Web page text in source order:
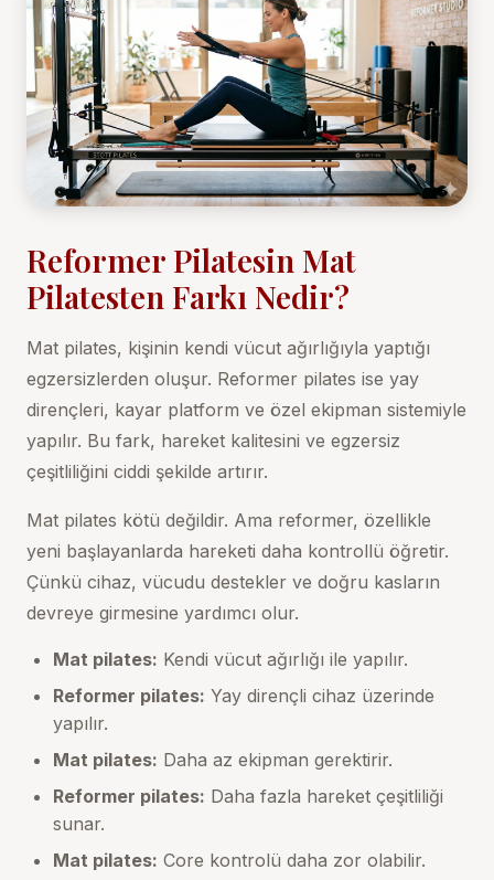
Reformer Pilatesin Mat
Pilatesten Farkı Nedir?
Mat pilates, kişinin kendi vücut ağırlığıyla yaptığı
egzersizlerden oluşur. Reformer pilates ise yay
dirençleri, kayar platform ve özel ekipman sistemiyle
yapılır. Bu fark, hareket kalitesini ve egzersiz
çeşitliliğini ciddi şekilde artırır.
Mat pilates kötü değildir. Ama reformer, özellikle
yeni başlayanlarda hareketi daha kontrollü öğretir.
Çünkü cihaz, vücudu destekler ve doğru kasların
devreye girmesine yardımcı olur.
Mat pilates: Kendi vücut ağırlığı ile yapılır.
Reformer pilates: Yay dirençli cihaz üzerinde
yapılır.
Mat pilates: Daha az ekipman gerektirir.
Reformer pilates: Daha fazla hareket çeşitliliği
sunar.
Mat pilates: Core kontrolü daha zor olabilir.